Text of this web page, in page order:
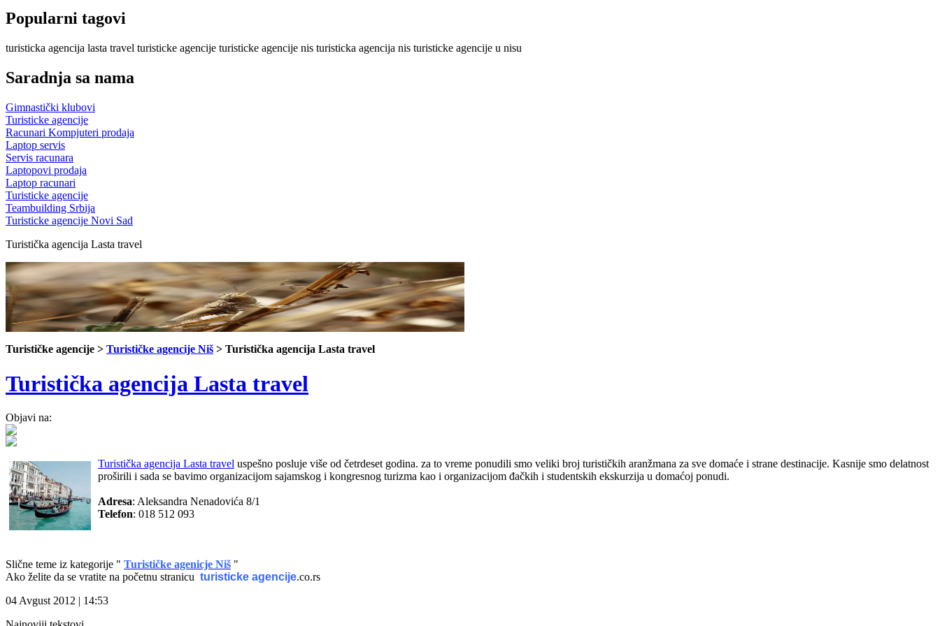
Popularni tagovi
turisticka agencija lasta travel turisticke agencije turisticke agencije nis turisticka agencija nis turisticke agencije u nisu
Saradnja sa nama
Gimnastički klubovi
Turisticke agencije
Racunari Kompjuteri prodaja
Laptop servis
Servis racunara
Laptopovi prodaja
Laptop racunari
Turisticke agencije
Teambuilding Srbija
Turisticke agencije Novi Sad
Turistička agencija Lasta travel
Turističke agencije > Turističke agencije Niš > Turistička agencija Lasta travel
Turistička agencija Lasta travel
Objavi na:
Turistička agencija Lasta travel uspešno posluje više od četrdeset godina. za to vreme ponudili smo veliki broj turističkih aranžmana za sve domaće i strane destinacije. Kasnije smo delatnost
proširili i sada se bavimo organizacijom sajamskog i kongresnog turizma kao i organizacijom đačkih i studentskih ekskurzija u domaćoj ponudi.
Adresa: Aleksandra Nenadovića 8/1
Telefon: 018 512 093
Slične teme iz kategorije " Turističke agenicje Niš "
Ako želite da se vratite na početnu stranicu turisticke agencije.co.rs
04 Avgust 2012 | 14:53